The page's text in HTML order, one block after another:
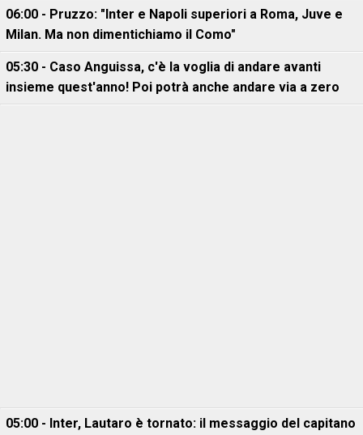
06:00 - Pruzzo: "Inter e Napoli superiori a Roma, Juve e
Milan. Ma non dimentichiamo il Como"
05:30 - Caso Anguissa, c'è la voglia di andare avanti
insieme quest'anno! Poi potrà anche andare via a zero
05:00 - Inter, Lautaro è tornato: il messaggio del capitano